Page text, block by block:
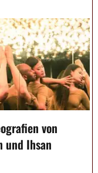
von
und Ihsan